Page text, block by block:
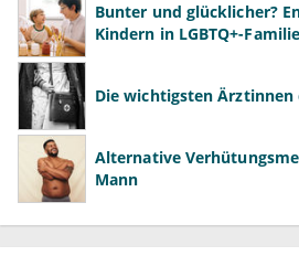
Bunter und glücklicher?
Kindern in LGBTQ+-
Die wichtigsten Ärztinnen
Alternative
Mann